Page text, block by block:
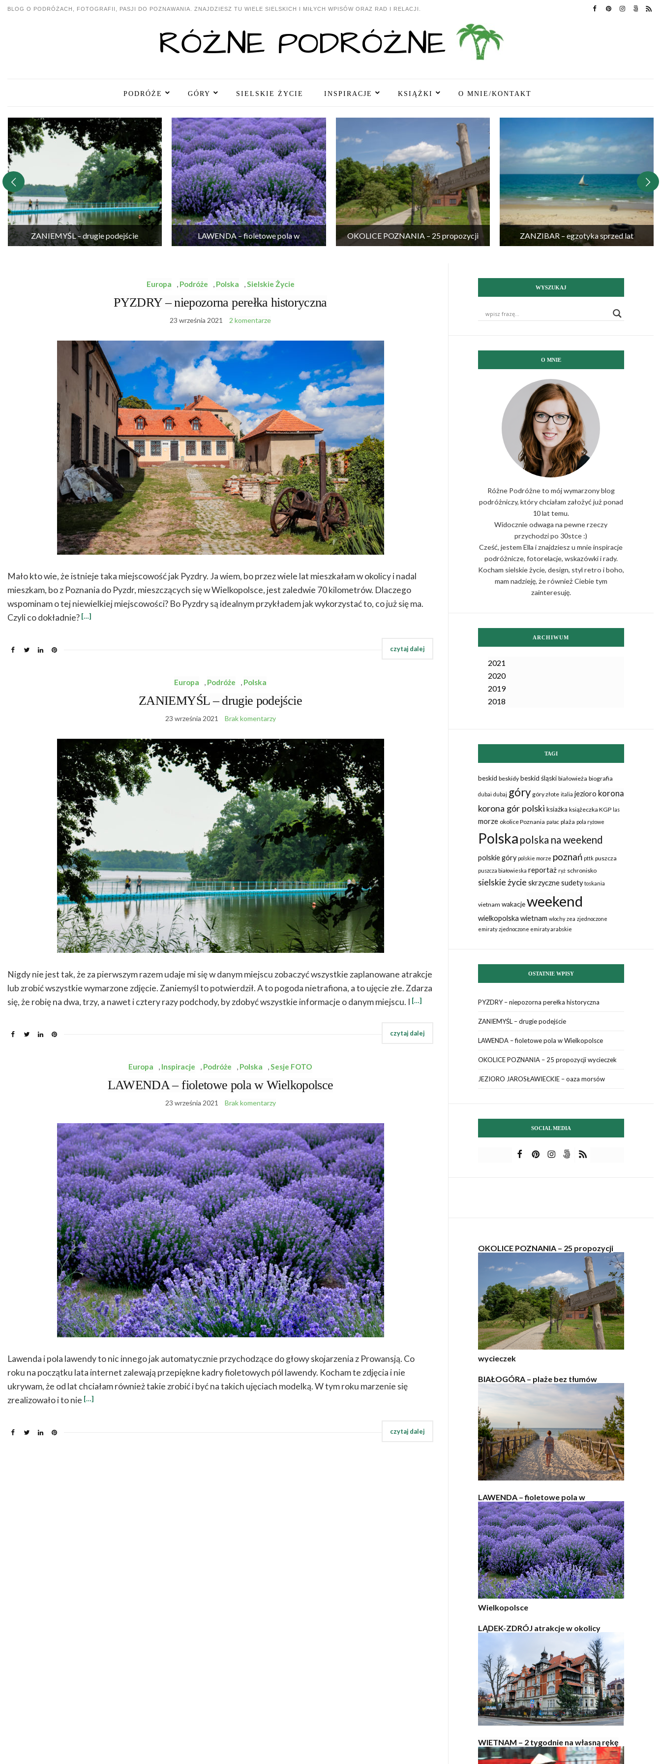
BLOG O PODRÓŻACH, FOTOGRAFII, PASJI DO POZNAWANIA. ZNAJDZIESZ TU WIELE SIELSKICH I MIŁYCH WPISÓW ORAZ RAD I RELACJI.
PODRÓŻE GÓRY SIELSKIE ŻYCIE INSPIRACJE KSIĄŻKI O MNIE/KONTAKT
ZANIEMYŚL – drugie podejście
LAWENDA – fioletowe pola w
OKOLICE POZNANIA – 25 propozycji
ZANZIBAR – egzotyka sprzed lat
Europa , Podróże , Polska ,Sielskie Życie
PYZDRY – niepozorna perełka historyczna
23 września 2021 2 komentarze
Mało kto wie, że istnieje taka miejscowość jak Pyzdry. Ja wiem, bo przez wiele lat mieszkałam w okolicy i nadal
mieszkam, bo z Poznania do Pyzdr, mieszczących się w Wielkopolsce, jest zaledwie 70 kilometrów. Dlaczego
wspominam o tej niewielkiej miejscowości? Bo Pyzdry są idealnym przykładem jak wykorzystać to, co już się ma.
Czyli co dokładnie? […]
Europa , Podróże , Polska
ZANIEMYŚL – drugie podejście
23 września 2021 Brak komentarzy
Nigdy nie jest tak, że za pierwszym razem udaje mi się w danym miejscu zobaczyć wszystkie zaplanowane atrakcje
lub zrobić wszystkie wymarzone zdjęcie. Zaniemyśl to potwierdził. A to pogoda nietrafiona, a to ujęcie złe. Zdarza
się, że robię na dwa, trzy, a nawet i cztery razy podchody, by zdobyć wszystkie informacje o danym miejscu. I […]
Europa , Inspiracje , Podróże , Polska ,Sesje FOTO
LAWENDA – fioletowe pola w Wielkopolsce
23 września 2021 Brak komentarzy
Lawenda i pola lawendy to nic innego jak automatycznie przychodzące do głowy skojarzenia z Prowansją. Co
roku na początku lata internet zalewają przepiękne kadry fioletowych pól lawendy. Kocham te zdjęcia i nie
ukrywam, że od lat chciałam również takie zrobić i być na takich ujęciach modelką. W tym roku marzenie się
zrealizowało i to nie […]
WYSZUKAJ
O MNIE
Różne Podróżne to mój wymarzony blog
podróżniczy, który chciałam założyć już ponad
10 lat temu.
Widocznie odwaga na pewne rzeczy
przychodzi po 30stce :)
Cześć, jestem Ella i znajdziesz u mnie inspiracje
podróżnicze, fotorelacje, wskazówki i rady.
Kocham sielskie życie, design, styl retro i boho,
mam nadzieję, że również Ciebie tym
zainteresuję.
ARCHIWUM
2021
2020
2019
2018
TAGI
beskid beskidy beskid śląski białowieża biografia
dubai dubaj góry góry złote italia jezioro korona
korona gór polski ksiażka książeczka KGP las
morze okolice Poznania pałac plaża pola ryżowe
Polska polska na weekend
polskie góry polskie morze poznań pttk puszcza
puszcza białowieska reportaż ryż schronisko
sielskie życie skrzycznesudety toskania
vietnam wakacjeweekend
wielkopolska wietnam wlochy zea zjednoczone
emiraty zjednoczone emiraty arabskie
OSTATNIE WPISY
PYZDRY – niepozorna perełka historyczna
ZANIEMYŚL – drugie podejście
LAWENDA – fioletowe pola w Wielkopolsce
OKOLICE POZNANIA – 25 propozycji wycieczek
JEZIORO JAROSŁAWIECKIE – oaza morsów
SOCIAL MEDIA
OKOLICE POZNANIA – 25 propozycji
wycieczek
BIAŁOGÓRA – plaże bez tłumów
LAWENDA – fioletowe pola w
Wielkopolsce
LĄDEK-ZDRÓJ atrakcje w okolicy
WIETNAM – 2 tygodnie na własną rękę